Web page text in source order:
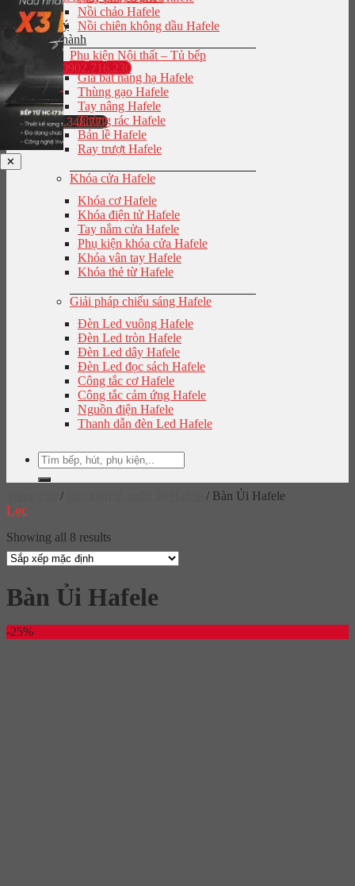
Đại lý
Bảo hành
0902.716.230
0943.848.777
Nồi chảo Hafele
Nồi chiên không dầu Hafele
Phụ kiện Nội thất – Tủ bếp
Giá bát nâng hạ Hafele
Thùng gạo Hafele
Tay nâng Hafele
Thùng rác Hafele
Bản lề Hafele
Ray trượt Hafele
Khóa cửa Hafele
Khóa cơ Hafele
Khóa điện tử Hafele
Tay nắm cửa Hafele
Phụ kiện khóa cửa Hafele
Khóa vân tay Hafele
Khóa thẻ từ Hafele
Giải pháp chiếu sáng Hafele
Đèn Led vuông Hafele
Đèn Led tròn Hafele
Đèn Led dây Hafele
Đèn Led đọc sách Hafele
Công tắc cơ Hafele
Công tắc cảm ứng Hafele
Nguồn điện Hafele
Thanh dẫn đèn Led Hafele
Tìm
kiếm:
/ / Bàn Ủi Hafele
Lọc
Showing all 8 results
Bàn Ủi Hafele
-25%
✕